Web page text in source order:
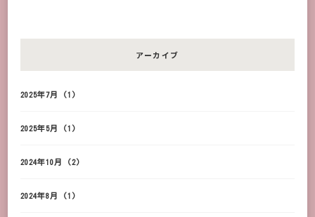
アーカイブ
2025年7月 (1)
2025年5月 (1)
2024年10月 (2)
2024年8月 (1)